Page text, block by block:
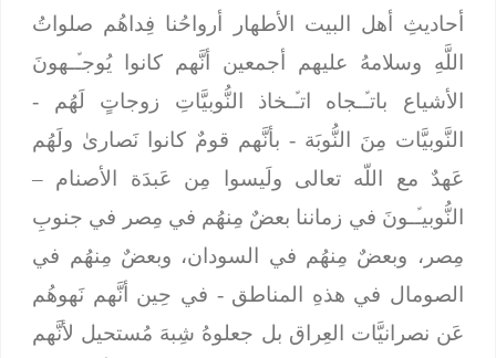
أحاديثِ أهل البيت الأطهار أرواحُنا فِداهُم صلواتُ
اللَّهِ وسلامهُ عليهم أجمعين أنَّهم كانوا يُوجـﱢـهونَ
الأشياع باتـﱢـجاه اتـﱢـخاذ النُّوبيَّاتِ زوجاتٍ لَهُم -
النَّوبيَّات مِنَ النُّوبَة - بأنَّهم قومٌ كانوا نَصارىٰ ولَهُم
عَهدٌ مع اللّه تعالى ولَيسوا مِن عَبدَة الأصنام –
النُّوبيـﱢـونَ في زماننا بعضٌ مِنهُم في مِصر في جنوبِ
مِصر، وبعضٌ مِنهُم في السودان، وبعضٌ مِنهُم في
الصومال في هذهِ المناطق - في حِين أنَّهم نَهوهُم
عَن نصرانيَّات العِراق بل جعلوهُ شِبهَ مُستحيل لأنَّهم